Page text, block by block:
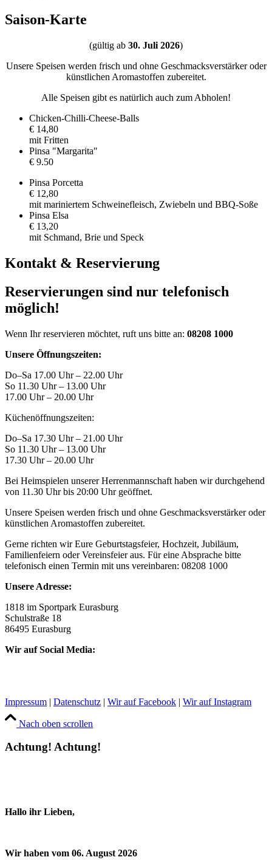
Saison-Karte
(gültig ab 30. Juli 2026)
Unsere Speisen werden frisch und ohne Geschmacksverstärker oder
künstlichen Aromastoffen zubereitet.
Alle Speisen gibt es natürlich auch zum Abholen!
Chicken-Chilli-Cheese-Balls
€ 14,80
mit Fritten
Pinsa "Margarita"
€ 9.50
Pinsa Porcetta
€ 12,80
mit mariniertem Schweinefleisch, Zwiebeln und BBQ-Soße
Pinsa Elsa
€ 13,20
mit Schmand, Brie und Speck
Kontakt & Reservierung
Reservierungen sind nur telefonisch
möglich!
Wenn Ihr reservieren möchtet, ruft uns bitte an: 08208 1000
Unsere Öffnungszeiten:
Do–Sa 17.00 Uhr – 22.00 Uhr
So 11.30 Uhr – 13.00 Uhr
17.00 Uhr – 20.00 Uhr
Küchenöffnungszeiten:
Do–Sa 17.30 Uhr – 21.00 Uhr
So 11.30 Uhr – 13.00 Uhr
17.30 Uhr – 20.00 Uhr
Bei Heimspielen unserer Herrenmannschaft haben wir durchgehend
von 11.30 Uhr bis 20:00 Uhr geöffnet.
Unsere Speisen werden frisch und ohne Geschmacksverstärker oder
künstlichen Aromastoffen zubereitet.
Gerne richten wir Eure Geburtstagsfeier, Hochzeit, Jubiläum,
Familienfeiern oder Vereinsfeier aus. Für eine Absprache bitte
telefonisch einen Termin mit uns vereinbaren: 08208 1000
Unsere Adresse:
1818 im Sportpark Eurasburg
Schulstraße 18
86495 Eurasburg
Wir auf Social Media:
Impressum | Datenschutz | Wir auf Facebook | Wir auf Instagram
Nach oben scrollen
Achtung! Achtung!
Hallo ihr Lieben,
Wir haben vom 06. August 2026